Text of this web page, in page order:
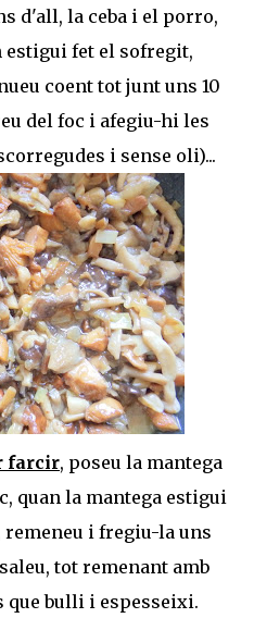
d'all, la ceba i el porro,
estigui fet el sofregit,
coent tot junt uns 10
del foc i afegiu-hi les
i sense oli)...
farcir, poseu la mantega
quan la mantega estigui
remeneu i fregiu-la uns
tot remenant amb
que bulli i espesseixi.